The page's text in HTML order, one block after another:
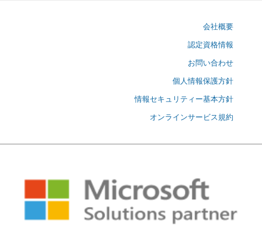
会社概要
認定資格情報
お問い合わせ
個人情報保護方針
情報セキュリティー基本方針
オンラインサービス規約